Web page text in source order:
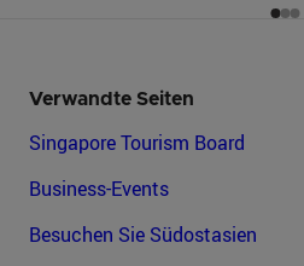
Verwandte Seiten
Singapore Tourism Board
Business-Events
Besuchen Sie Südostasien